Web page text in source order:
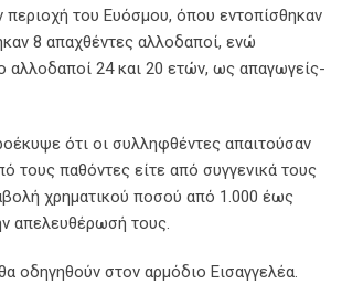
περιοχή του Ευόσμου, όπου εντοπίσθηκαν
8 απαχθέντες αλλοδαποί, ενώ
αλλοδαποί 24 και 20 ετών, ως απαγωγείς-
ότι οι συλληφθέντες απαιτούσαν
τους παθόντες είτε από συγγενικά τους
χρηματικού ποσού από 1.000 έως
απελευθέρωσή τους.
οδηγηθούν στον αρμόδιο Εισαγγελέα.